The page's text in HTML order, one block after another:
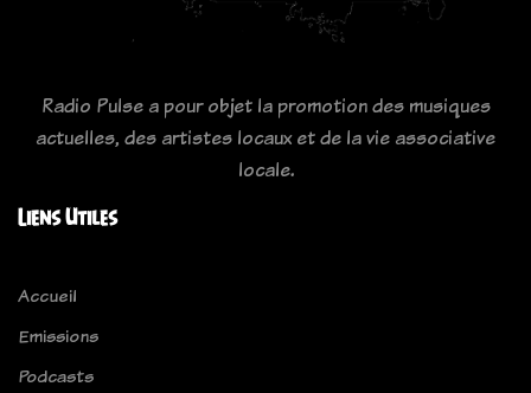
Radio Pulse a pour objet la promotion des musiques
actuelles, des artistes locaux et de la vie associative
locale.
Liens Utiles
Accueil
Emissions
Podcasts